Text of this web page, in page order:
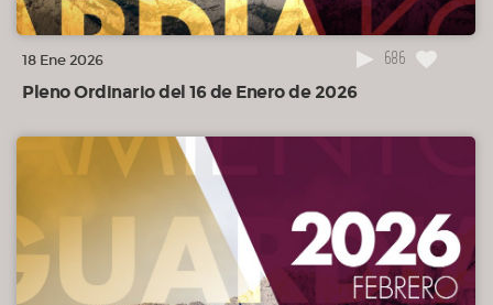
18 Ene 2026 686
Pleno Ordinario del 16 de Enero de 2026